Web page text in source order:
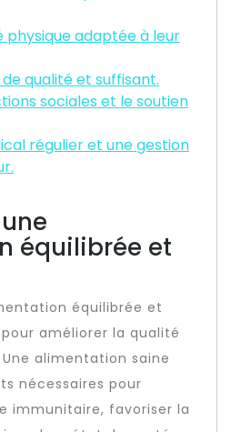
physique adaptée à leur
qualité et suffisant.
sociales et le soutien
régulier et une gestion
équilibrée et
équilibrée et
améliorer la qualité
alimentation saine
nécessaires pour
immunitaire, favoriser la